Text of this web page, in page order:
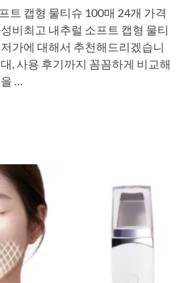
트 캡형 물티슈 100매 24개 가격
비최고 내추럴 소프트 캡형 물티
가에 대해서 추천해드리겠습니
, 사용 후기까지 꼼꼼하게 비교해
…